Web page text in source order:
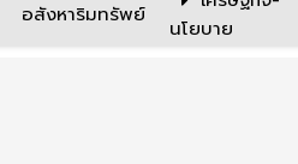
อสังหาริมทรัพย์
นโยบาย